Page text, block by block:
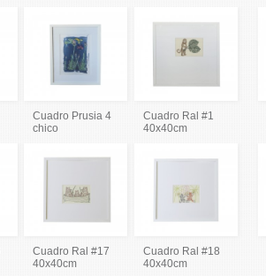
Cuadro Prusia 4
chico
Cuadro Ral #1
40x40cm
Cuadro Ral #17
40x40cm
Cuadro Ral #18
40x40cm